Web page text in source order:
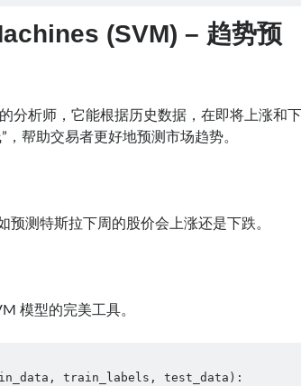
(SVM) – 趋势预
分析师，它能根据历史数据，在即将上涨和下
帮助交易者更好地预测市场趋势。
测特斯拉下周的股价会上涨还是下跌。
模型的完美工具。
train_labels, test_data):